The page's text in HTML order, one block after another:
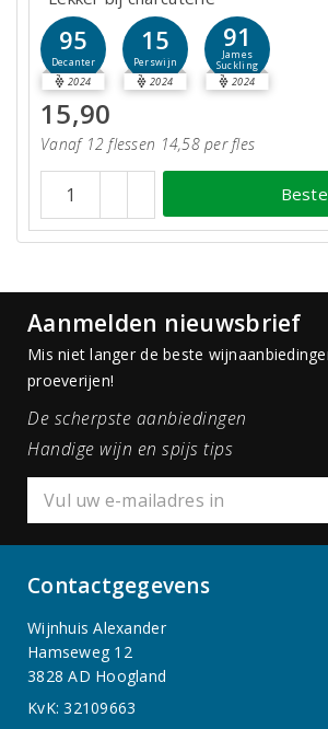
95
Decanter
2024
15
Perswijn
2024
91
James
Suckling
2024
15,90
Vanaf 12 flessen 14,58 per fles
Aanmelden nieuwsbrief
Mis niet langer de beste
proeverijen!
De scherpste aanbiedingen
Handige wijn en spijs tips
Contactgegevens
Wijnhuis Alexander
Hamseweg 12
3828 AD Hoogland
KvK: 32109663